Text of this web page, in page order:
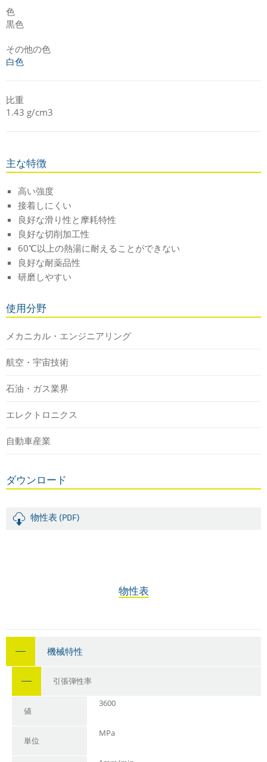
色
黒色
その他の色
白色
比重
1.43 g/cm3
主な特徴
高い強度
接着しにくい
良好な滑り性と摩耗特性
良好な切削加工性
60℃以上の熱湯に耐えることができない
良好な耐薬品性
研磨しやすい
使用分野
メカニカル・エンジニアリング
航空・宇宙技術
石油・ガス業界
エレクトロニクス
自動車産業
ダウンロード
物性表 (PDF)
物性表
機械特性
引張弾性率
値
3600
単位
MPa